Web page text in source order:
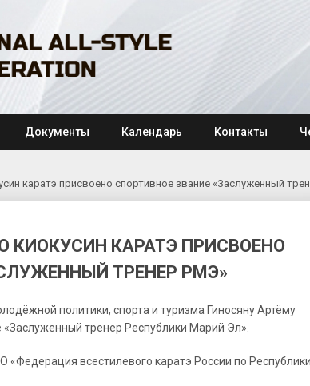
Документы Календарь Контакты
каратэ присвоено спортивное звание «Заслуженный
КИОКУСИН КАРАТЭ ПРИСВОЕНО
ТРЕНЕР РМЭ»
политики, спорта и туризма Гиносяну Артёму
тренер Республики Марий Эл».
всестилевого каратэ России по Республики